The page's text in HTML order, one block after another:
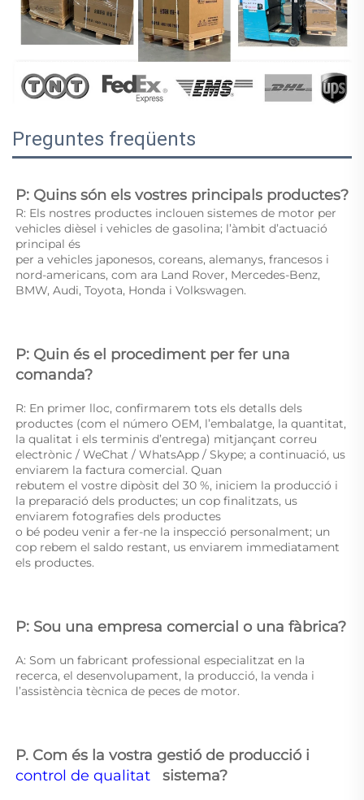
Preguntes freqüents
R: Els nostres productes inclouen sistemes de motor per
vehicles dièsel i vehicles de gasolina; l’àmbit d’actuació
principal és
per a vehicles japonesos, coreans, alemanys, francesos i
nord-americans, com ara Land Rover, Mercedes-Benz,
BMW, Audi, Toyota, Honda i Volkswagen.
P: Quin és el procediment per fer una
comanda?
R: En primer lloc, confirmarem tots els detalls dels
productes (com el número OEM, l’embalatge, la quantitat,
la qualitat i els terminis d’entrega) mitjançant correu
electrònic / WeChat / WhatsApp / Skype; a continuació, us
enviarem la factura comercial. Quan
rebutem el vostre dipòsit del 30 %, iniciem la producció i
la preparació dels productes; un cop finalitzats, us
enviarem fotografies dels productes
o bé podeu venir a fer-ne la inspecció personalment; un
cop rebem el saldo restant, us enviarem immediatament
els productes.
A: Som un fabricant professional especialitzat en la
recerca, el desenvolupament, la producció, la venda i
l’assistència tècnica de peces de motor.
control de qualitat sistema?